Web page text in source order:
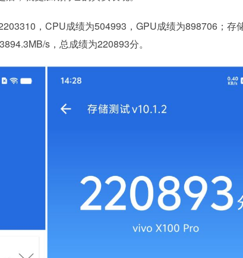
，CPU成绩为504993，GPU成绩为898706；存
s，总成绩为220893分。